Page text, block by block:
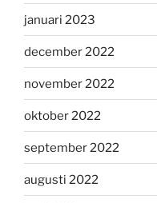
januari 2023
december 2022
november 2022
oktober 2022
september 2022
augusti 2022